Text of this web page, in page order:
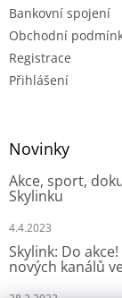
Bankovní spojení
Obchodní
Registrace
Přihlášení
Novinky
Akce, sport,
Skylinku
4.4.2023
Skylink: Do
nových kanálů